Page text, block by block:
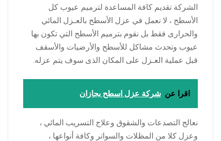
الشركة تقديم كافة المساعدة لترميم عيوب كل
الأسطح ، لا نعمل في عزل الأسطح بالعـزل المائي
والحرارى فقط بل نقوم بترميم الأسطح التي تكون بها
عيوب وتحدث مشاكل للأسطح والأرضيات والأسقف
قبل عملية العـزل على المكان الذى سوف يتم عزله.
اقرا عن شركة عزل اسطح بجازان
نعالج التصدعات والشقوق وعلاج التسريب المائي ،
وعزل كلا من المظلات والسواتر وكافة أنواعها ،